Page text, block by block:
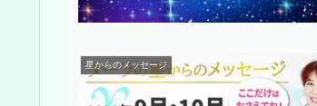
星からのメッセージ